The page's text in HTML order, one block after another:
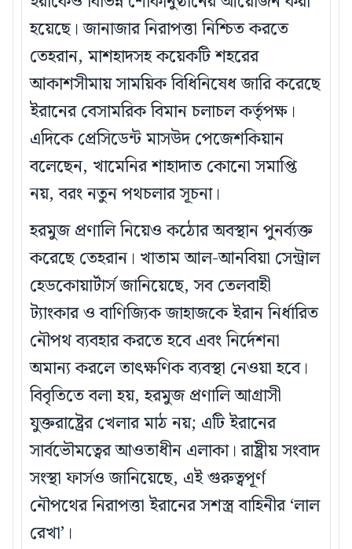
হয়েছে। জানাজার নিরাপত্তা নিশ্চিত করতে
তেহরান, মাশহাদসহ কয়েকটি শহরের
আকাশসীমায় সাময়িক বিধিনিষেধ জারি করেছে
ইরানের বেসামরিক বিমান চলাচল কর্তৃপক্ষ।
এদিকে প্রেসিডেন্ট মাসউদ পেজেশকিয়ান
বলেছেন, খামেনির শাহাদাত কোনো সমাপ্তি
নয়, বরং নতুন পথচলার সূচনা।
হরমুজ প্রণালি নিয়েও কঠোর অবস্থান পুনর্ব্যক্ত
করেছে তেহরান। খাতাম আল-আনবিয়া সেন্ট্রাল
হেডকোয়ার্টার্স জানিয়েছে, সব তেলবাহী
ট্যাংকার ও বাণিজ্যিক জাহাজকে ইরান নির্ধারিত
নৌপথ ব্যবহার করতে হবে এবং নির্দেশনা
অমান্য করলে তাৎক্ষণিক ব্যবস্থা নেওয়া হবে।
বিবৃতিতে বলা হয়, হরমুজ প্রণালি আগ্রাসী
যুক্তরাষ্ট্রের খেলার মাঠ নয়; এটি ইরানের
সার্বভৌমত্বের আওতাধীন এলাকা। রাষ্ট্রীয় সংবাদ
সংস্থা ফার্সও জানিয়েছে, এই গুরুত্বপূর্ণ
নৌপথের নিরাপত্তা ইরানের সশস্ত্র বাহিনীর ‘লাল
রেখা’।